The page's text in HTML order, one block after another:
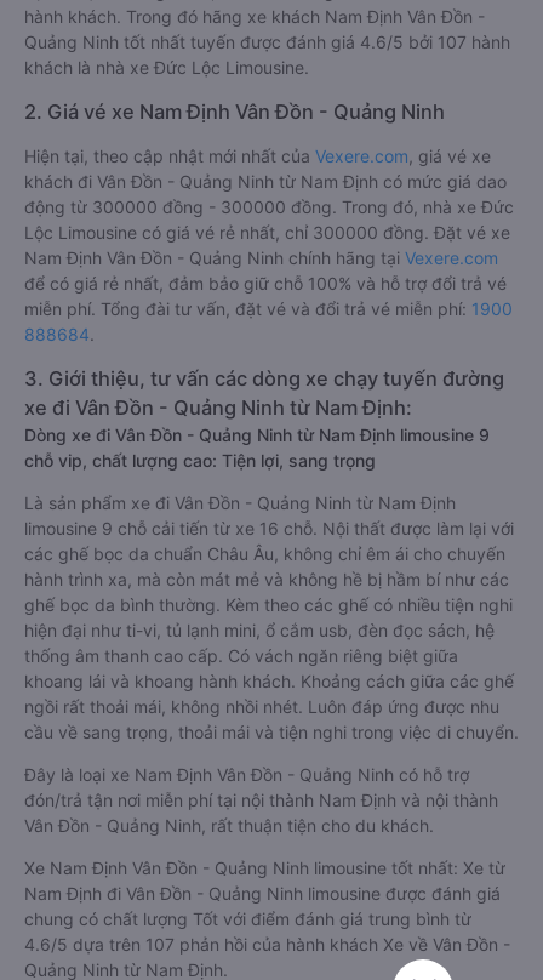
hành khách. Trong đó hãng xe khách Nam Định Vân Đồn -
Quảng Ninh tốt nhất tuyến được đánh giá 4.6/5 bởi 107 hành
khách là nhà xe Đức Lộc Limousine.
2. Giá vé xe Nam Định Vân Đồn - Quảng Ninh
Hiện tại, theo cập nhật mới nhất của Vexere.com , giá vé xe
khách đi Vân Đồn - Quảng Ninh từ Nam Định có mức giá dao
động từ 300000 đồng - 300000 đồng. Trong đó, nhà xe Đức
Lộc Limousine có giá vé rẻ nhất, chỉ 300000 đồng. Đặt vé xe
Nam Định Vân Đồn - Quảng Ninh chính hãng tại Vexere.com
để có giá rẻ nhất, đảm bảo giữ chỗ 100% và hỗ trợ đổi trả vé
miễn phí. Tổng đài tư vấn, đặt vé và đổi trả vé miễn phí: 1900
888684.
3. Giới thiệu, tư vấn các dòng xe chạy tuyến đường
xe đi Vân Đồn - Quảng Ninh từ Nam Định:
Dòng xe đi Vân Đồn - Quảng Ninh từ Nam Định limousine 9
chỗ vip, chất lượng cao: Tiện lợi, sang trọng
Là sản phẩm xe đi Vân Đồn - Quảng Ninh từ Nam Định
limousine 9 chỗ cải tiến từ xe 16 chỗ. Nội thất được làm lại với
các ghế bọc da chuẩn Châu Âu, không chỉ êm ái cho chuyến
hành trình xa, mà còn mát mẻ và không hề bị hầm bí như các
ghế bọc da bình thường. Kèm theo các ghế có nhiều tiện nghi
hiện đại như ti-vi, tủ lạnh mini, ổ cắm usb, đèn đọc sách, hệ
thống âm thanh cao cấp. Có vách ngăn riêng biệt giữa
khoang lái và khoang hành khách. Khoảng cách giữa các ghế
ngồi rất thoải mái, không nhồi nhét. Luôn đáp ứng được nhu
cầu về sang trọng, thoải mái và tiện nghi trong việc di chuyển.
Đây là loại xe Nam Định Vân Đồn - Quảng Ninh có hỗ trợ
đón/trả tận nơi miễn phí tại nội thành Nam Định và nội thành
Vân Đồn - Quảng Ninh, rất thuận tiện cho du khách.
Xe Nam Định Vân Đồn - Quảng Ninh limousine tốt nhất: Xe từ
Nam Định đi Vân Đồn - Quảng Ninh limousine được đánh giá
chung có chất lượng Tốt với điểm đánh giá trung bình từ
4.6/5 dựa trên 107 phản hồi của hành khách Xe về Vân Đồn -
Quảng Ninh từ Nam Định.